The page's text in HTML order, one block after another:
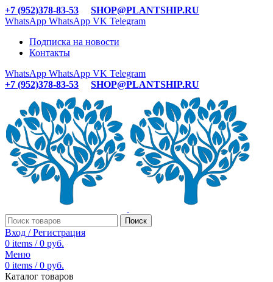
+7 (952)378-83-53
SHOP@PLANTSHIP.RU
WhatsApp WhatsApp VK Telegram
Подписка на новости
Контакты
WhatsApp WhatsApp VK Telegram
+7 (952)378-83-53
SHOP@PLANTSHIP.RU
Поиск
Вход / Регистрация
0 items / 0 руб.
Меню
0 items / 0 руб.
Каталог товаров